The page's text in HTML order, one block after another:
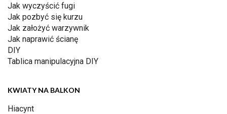
Jak wyczyścić fugi
Jak pozbyć się kurzu
Jak założyć warzywnik
Jak naprawić ścianę
DIY
Tablica manipulacyjna DIY
KWIATY NA BALKON
Hiacynt